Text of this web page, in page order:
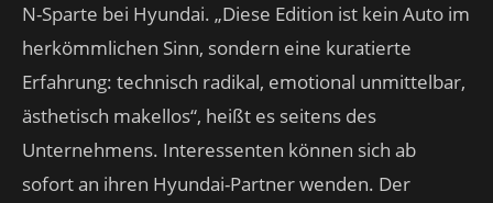
N-Sparte bei Hyundai. „Diese Edition ist kein Auto im
herkömmlichen Sinn, sondern eine kuratierte
Erfahrung: technisch radikal, emotional unmittelbar,
ästhetisch makellos“, heißt es seitens des
Unternehmens. Interessenten können sich ab
sofort an ihren Hyundai-Partner wenden. Der